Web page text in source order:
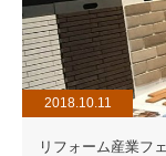
2018.10.11
リフォーム産業フ